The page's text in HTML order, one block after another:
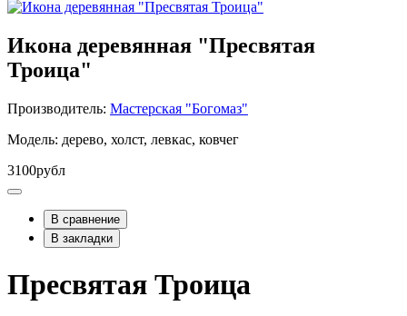
Икона деревянная "Пресвятая
Троица"
Производитель: Мастерская "Богомаз"
Модель: дерево, холст, левкас, ковчег
3100рубл
В сравнение
В закладки
Пресвятая Троица